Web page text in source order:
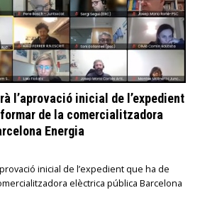
l’aprovació inicial de l’expedient
de la comercialitzadora
Energia
inicial de l’expedient que ha de
elèctrica pública Barcelona